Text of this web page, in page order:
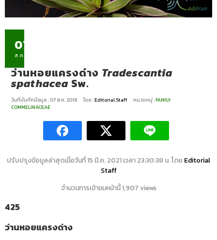
07
ส.ค.
ว่านหอยแครงด่าง Tradescantia
spathaceaSw.
วันที่บันทึกข้อมูล : 07 ส.ค. 2018 โดย :Editorial Staff หมวดหมู่ :FAMILY
COMMELINACEAE
ปรับปรุงข้อมูลล่าสุดเมื่อวันที่ 15 มี.ค. 2021 เวลา 23:30:38 น. โดย Editorial
Staff
จำนวนการเข้าชมหน้านี้ 1,907 views
425
ว่านหอยแครงด่าง